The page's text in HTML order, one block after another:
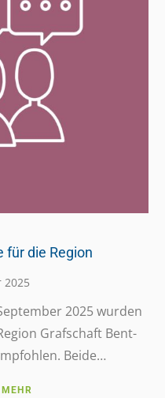
für die Region
2025
2025 wurden
Graf­schaft Bent­
Beide…